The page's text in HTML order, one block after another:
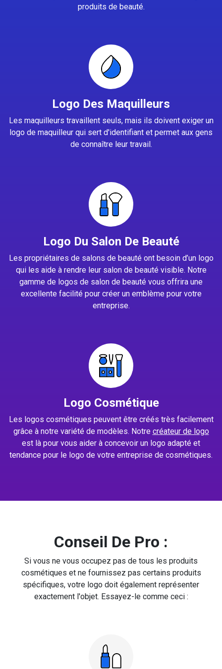
produits de beauté.
Logo Des Maquilleurs
Les maquilleurs travaillent seuls, mais ils doivent exiger un
logo de maquilleur qui sert d'identifiant et permet aux gens
de connaître leur travail.
Logo Du Salon De Beauté
Les propriétaires de salons de beauté ont besoin d’un logo
qui les aide à rendre leur salon de beauté visible. Notre
gamme de logos de salon de beauté vous offrira une
excellente facilité pour créer un emblème pour votre
entreprise.
Logo Cosmétique
Les logos cosmétiques peuvent être créés très facilement
grâce à notre variété de modèles. Notre créateur de logo
est là pour vous aider à concevoir un logo adapté et
tendance pour le logo de votre entreprise de cosmétiques.
Conseil De Pro :
Si vous ne vous occupez pas de tous les produits
cosmétiques et ne fournissez pas certains produits
spécifiques, votre logo doit également représenter
exactement l'objet. Essayez-le comme ceci :